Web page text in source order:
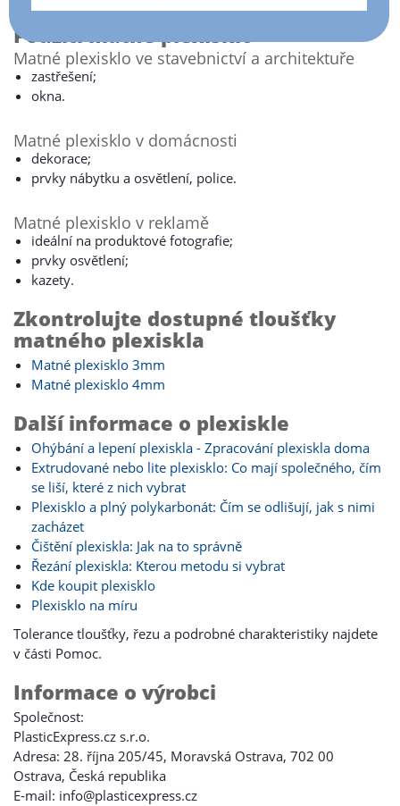
Použití matné plexisklo
Matné plexisklo ve stavebnictví a architektuře
zastřešení;
okna.
Matné plexisklo v domácnosti
dekorace;
prvky nábytku a osvětlení, police.
Matné plexisklo v reklamě
ideální na produktové fotografie;
prvky osvětlení;
kazety.
Zkontrolujte dostupné tloušťky
matného plexiskla
Matné plexisklo 3mm
Matné plexisklo 4mm
Další informace o plexiskle
Ohýbání a lepení plexiskla - Zpracování plexiskla doma
Extrudované nebo lite plexisklo: Co mají společného, čím
se liší, které z nich vybrat
Plexisklo a plný polykarbonát: Čím se odlišují, jak s nimi
zacházet
Čištění plexiskla: Jak na to správně
Řezání plexiskla: Kterou metodu si vybrat
Kde koupit plexisklo
Plexisklo na míru
Tolerance tloušťky, řezu a podrobné charakteristiky najdete
v části Pomoc.
Informace o výrobci
Společnost:
PlasticExpress.cz s.r.o.
Adresa: 28. října 205/45, Moravská Ostrava, 702 00
Ostrava, Česká republika
E-mail: info@plasticexpress.cz